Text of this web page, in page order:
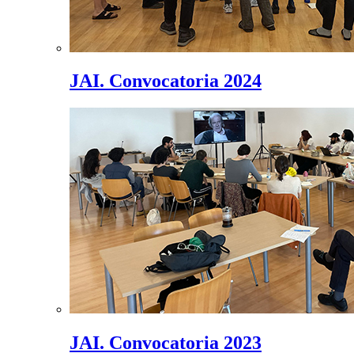
JAI. Convocatoria 2024
JAI. Convocatoria 2023